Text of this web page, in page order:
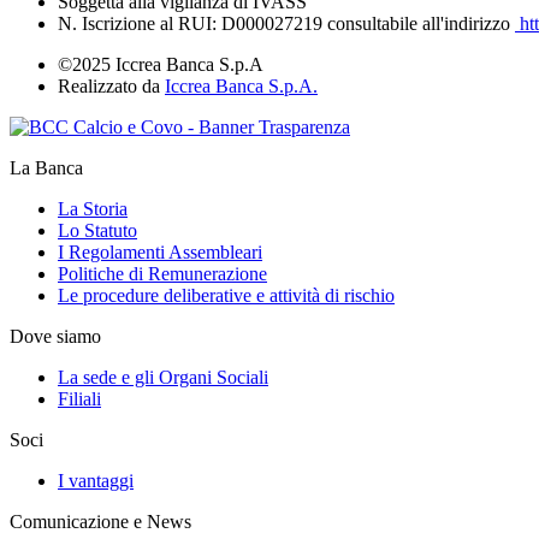
N. Iscrizione al RUI: D000027219 consultabile all'indirizzo
©2025 Iccrea Banca S.p.A
Realizzato da Iccrea Banca S.p.A.
La Banca
La Storia
Lo Statuto
I Regolamenti Assembleari
Politiche di Remunerazione
Le procedure deliberative e attività di rischio
Dove siamo
La sede e gli Organi Sociali
Filiali
Soci
I vantaggi
Comunicazione e News